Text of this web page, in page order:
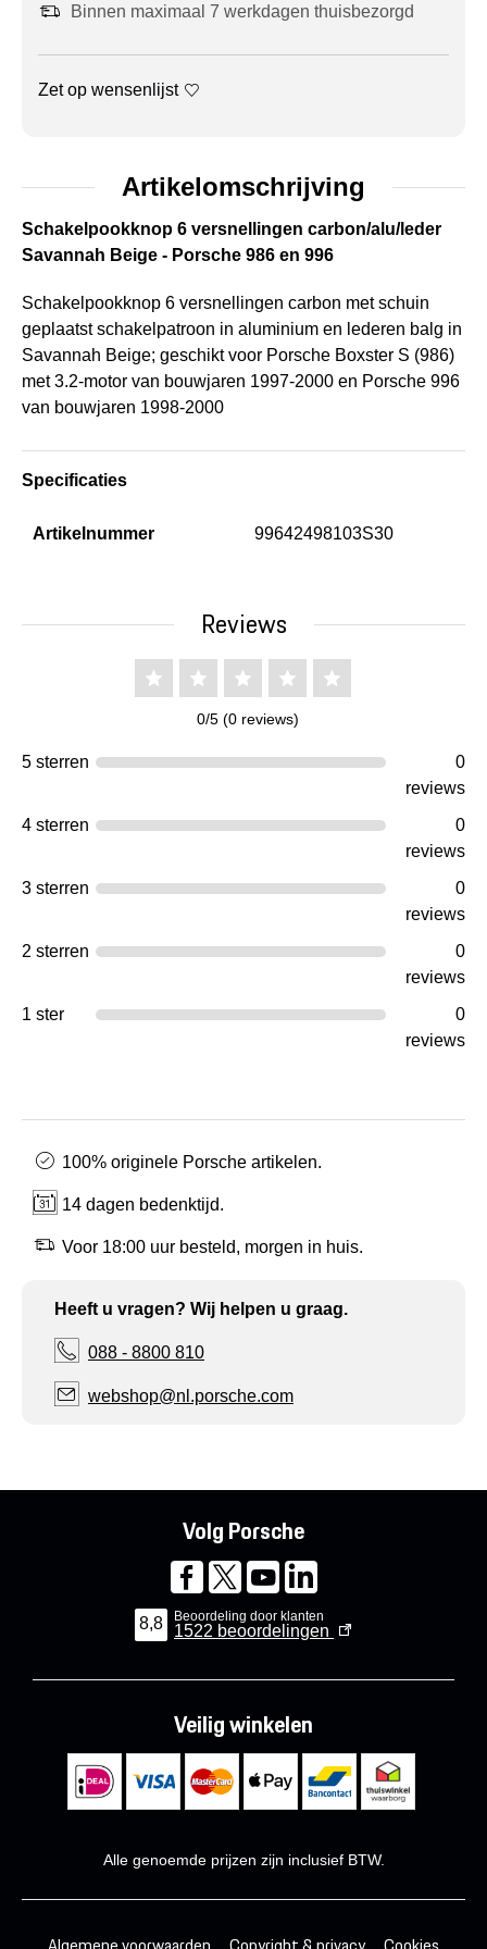
Binnen maximaal 7 werkdagen thuisbezorgd
Zet op wensenlijst
Artikelomschrijving
Schakelpookknop 6 versnellingen carbon/alu/leder
Savannah Beige - Porsche 986 en 996
Schakelpookknop 6 versnellingen carbon met schuin
geplaatst schakelpatroon in aluminium en lederen balg in
Savannah Beige; geschikt voor Porsche Boxster S (986)
met 3.2-motor van bouwjaren 1997-2000 en Porsche 996
van bouwjaren 1998-2000
Specificaties
Artikelnummer 99642498103S30
Reviews
0/5 (0 reviews)
5 sterren
0
reviews
4 sterren
0
reviews
3 sterren
0
reviews
2 sterren
0
reviews
1 ster
0
reviews
100% originele Porsche artikelen.
14 dagen bedenktijd.
Voor 18:00 uur besteld, morgen in huis.
Heeft u vragen? Wij helpen u graag.
088 - 8800 810
webshop@nl.porsche.com
Volg Porsche
8,8 Beoordeling door klanten
1522 beoordelingen
Veilig winkelen
Alle genoemde prijzen zijn inclusief BTW.